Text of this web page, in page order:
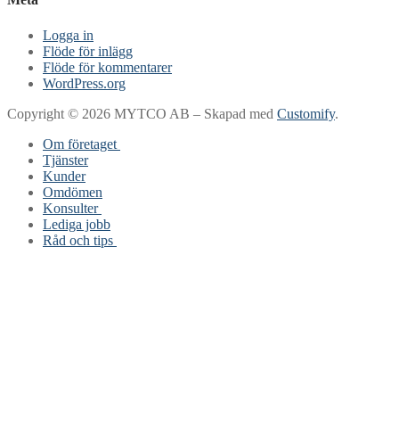
Logga in
Flöde för inlägg
Flöde för kommentarer
WordPress.org
Copyright © 2026 MYTCO AB – Skapad med Customify.
Om företaget
Kontaktuppgifter
Personal och ledning
Affärsplan
Tjänster
Kunder
Omdömen
Konsulter
Mats Berglund
Lediga jobb
Råd och tips